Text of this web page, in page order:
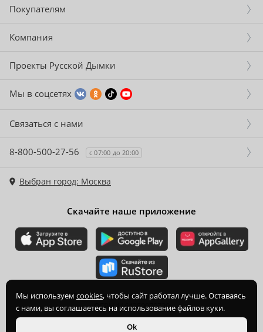
Мы используем cookies, чтобы сайт работал лучше. Оставаясь
с нами, вы соглашаетесь на использование файлов куки.
Ok
Покупателям
Компания
Проекты Русской Дымки
Мы в соцсетях
Связаться с нами
8-800-500-27-56 с 07:00 до 20:00
Выбран город: Москва
Скачайте наше приложение
2015-2026© ООО Торгово-производственная компания Ханхи,
ОГРН 1164350070720